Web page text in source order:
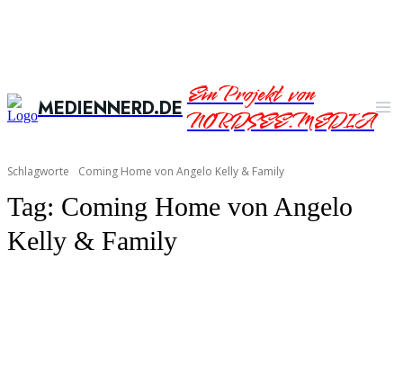
MEDIENNERD.DEEin Projekt von
NORDSEE.MEDIA
Schlagworte Coming Home von Angelo Kelly & Family
Tag: Coming Home von Angelo
Kelly & Family